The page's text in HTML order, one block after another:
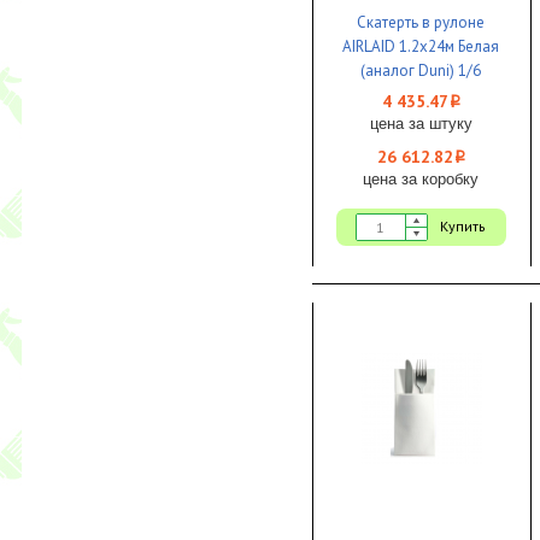
Скатерть в рулоне
AIRLAID 1.2x24м Белая
(аналог Duni) 1/6
4 435.47 i
цена за штуку
26 612.82 i
цена за коробку
Купить